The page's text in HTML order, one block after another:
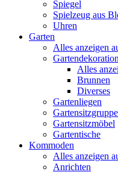
Spiegel
Spielzeug aus
Uhren
Garten
Alles anzeigen
Gartendekoration
Alles
Brunnen
Diverses
Gartenliegen
Gartensitzmöbel
Gartentische
Kommoden
Alles anzeigen
Anrichten